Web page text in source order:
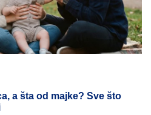
a šta od majke? Sve što